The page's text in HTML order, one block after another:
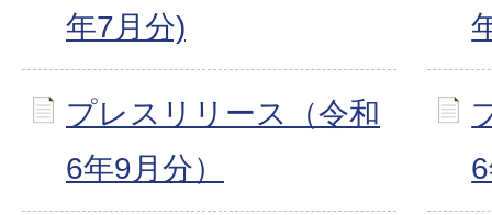
年7月分)
プレスリリース（令和
6年9月分）